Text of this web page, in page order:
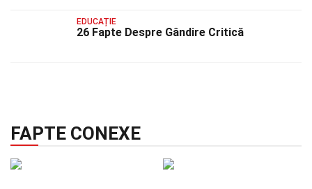
EDUCAȚIE
26 Fapte Despre Gândire Critică
FAPTE CONEXE